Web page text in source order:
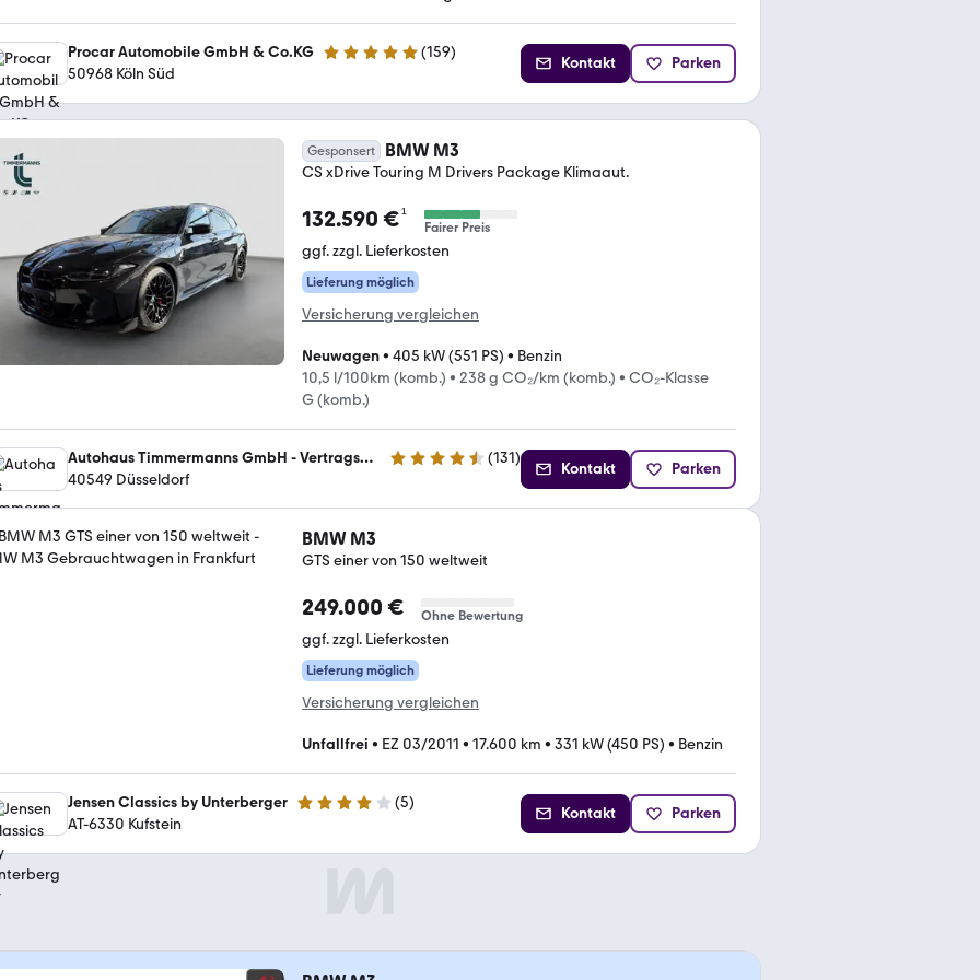
Procar Automobile GmbH & Co.KG 4.8 Sterne (159)
50968 Köln Süd
Kontakt Parken
Gesponsert BMW M3
CS xDrive Touring M Drivers Package Klimaaut.
132.590 €¹
Fairer Preis
ggf. zzgl. Lieferkosten
Lieferung möglich
Versicherung vergleichen
Neuwagen• 405 kW (551 PS) • Benzin
10,5 l/100km (komb.) • 238 g CO₂/km (komb.) • CO₂-Klasse
G (komb.)
Autohaus Timmermanns GmbH - Vertragshändler der BMW AG für BMW, BMWI, BMWM und MINI 4.3 Sterne (131)
40549 Düsseldorf
Kontakt Parken
BMW M3
GTS einer von 150 weltweit
249.000 € Ohne Bewertung
ggf. zzgl. Lieferkosten
Lieferung möglich
Versicherung vergleichen
Unfallfrei • EZ 03/2011 • 17.600 km • 331 kW (450 PS) • Benzin
Jensen Classics by Unterberger 4 Sterne (5)
AT-6330 Kufstein
Kontakt Parken